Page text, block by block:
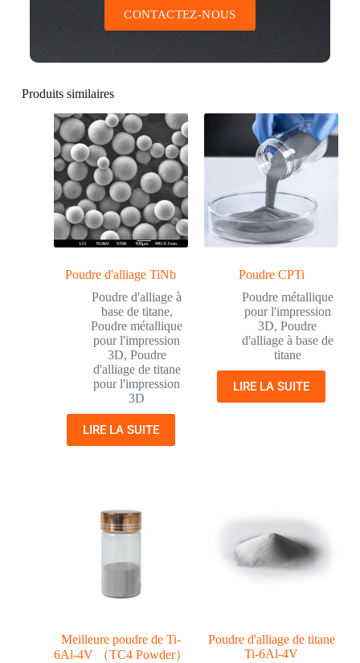
CONTACTEZ-NOUS
Produits similaires
Poudre d'alliage TiNb
Poudre d'alliage à
base de titane,
Poudre métallique
pour l'impression
3D, Poudre
d'alliage de titane
pour l'impression
3D
LIRE LA SUITE
Poudre CPTi
Poudre métallique
pour l'impression
3D,Poudre
d'alliage à base de
titane
LIRE LA SUITE
Meilleure poudre de Ti-
6Al-4V （TC4 Powder）
Poudre d'alliage de titane
Ti-6Al-4V